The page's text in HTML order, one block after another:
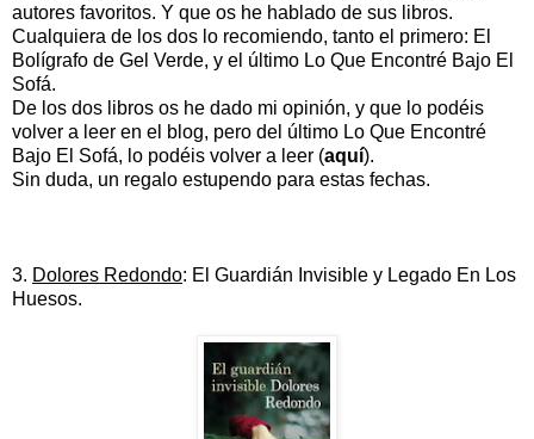
autores favoritos. Y que os he hablado de sus libros.
Cualquiera de los dos lo recomiendo, tanto el primero: El
Bolígrafo de Gel Verde, y el último Lo Que Encontré Bajo El
Sofá.
De los dos libros os he dado mi opinión, y que lo podéis
volver a leer en el blog, pero del último Lo Que Encontré
Bajo El Sofá, lo podéis volver a leer (aquí).
Sin duda, un regalo estupendo para estas fechas.
3. Dolores Redondo: El Guardián Invisible y Legado En Los
Huesos.